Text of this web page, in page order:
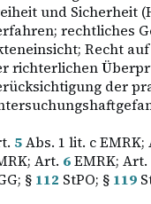
und Sicherheit
rechtliches
Recht
richterlichen
der
5Abs. 1 lit. c EMRK;
Art. 6EMRK; Art.
§ 112 StPO; § 119